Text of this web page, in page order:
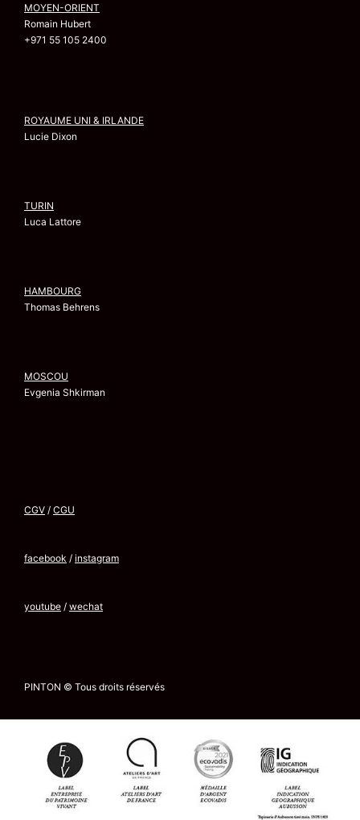
MOYEN-ORIENT
Romain Hubert
+971 55 105 2400
ROYAUME UNI & IRLANDE
Lucie Dixon
TURIN
Luca Lattore
HAMBOURG
Thomas Behrens
MOSCOU
Evgenia Shkirman
CGV / CGU
facebook / instagram
youtube / wechat
PINTON © Tous droits réservés